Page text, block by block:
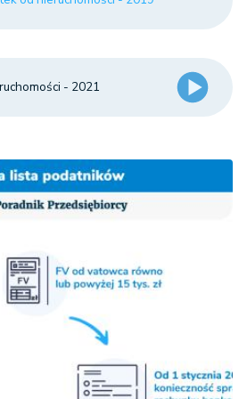
lub ich
23,90
w
od 1
- 2021